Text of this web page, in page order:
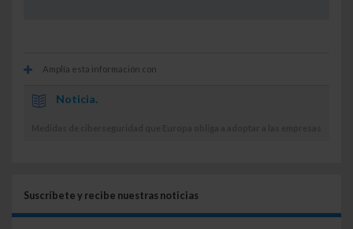
Amplía esta información con
Noticia.
Suscríbete y recibe nuestras noticias